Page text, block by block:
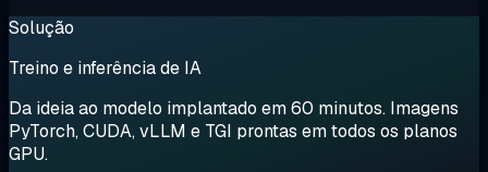
Solução
Treino e inferência de IA
Da ideia ao modelo implantado em 60 minutos. Imagens
PyTorch, CUDA, vLLM e TGI prontas em todos os planos
GPU.